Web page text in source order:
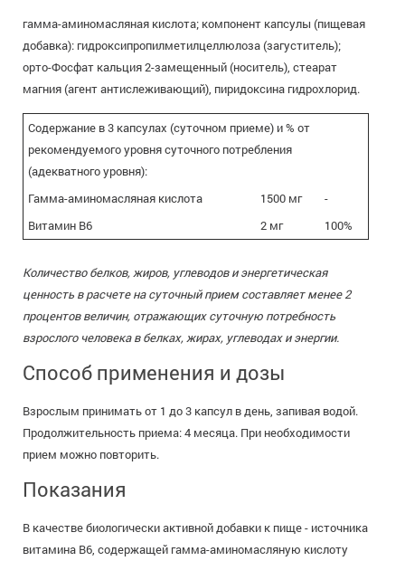
гамма-аминомасляная кислота; компонент капсулы (пищевая
добавка): гидроксипропилметилцеллюлоза (загуститель);
орто-Фосфат кальция 2-замещенный (носитель), стеарат
магния (агент антислеживающий), пиридоксина гидрохлорид.
Содержание в 3 капсулах (суточном приеме) и % от
рекомендуемого уровня суточного потребления
(адекватного уровня):
Гамма-аминомасляная кислота
1500 мг
-
Витамин B6
2 мг 100%
Количество белков, жиров, углеводов и энергетическая
ценность в расчете на суточный прием составляет менее 2
процентов величин, отражающих суточную потребность
взрослого человека в белках, жирах, углеводах и энергии.
Способ применения и дозы
Взрослым принимать от 1 до 3 капсул в день, запивая водой.
Продолжительность приема: 4 месяца. При необходимости
прием можно повторить.
Показания
В качестве биологически активной добавки к пище - источника
витамина B6, содержащей гамма-аминомасляную кислоту